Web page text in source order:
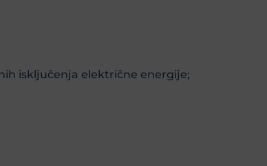
isključenja električne energije;